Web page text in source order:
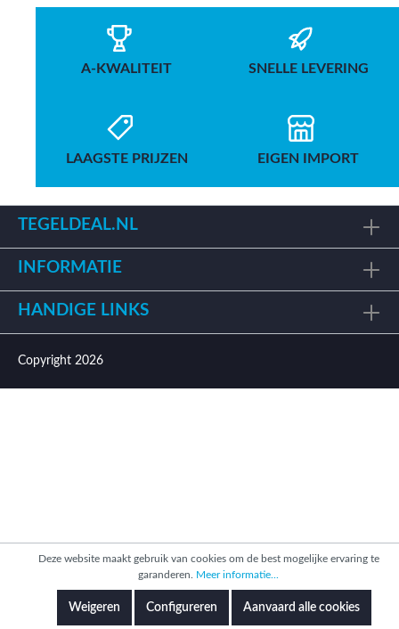
A-KWALITEIT SNELLE LEVERING
LAAGSTE PRIJZEN EIGEN IMPORT
TEGELDEAL.NL
INFORMATIE
HANDIGE LINKS
Copyright 2026
Deze website maakt gebruik van cookies om de best mogelijke ervaring te
garanderen. Meer informatie...
Weigeren Configureren Aanvaard alle cookies